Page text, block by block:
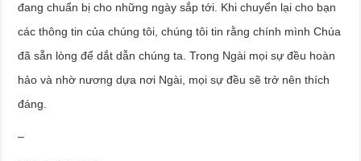
đang chuẩn bị cho những ngày sắp tới. Khi chuyển lại cho bạn
các thông tin của chúng tôi, chúng tôi tin rằng chính mình Chúa
đã sẵn lòng để dắt dẫn chúng ta. Trong Ngài mọi sự đều hoàn
hảo và nhờ nương dựa nơi Ngài, mọi sự đều sẽ trở nên thích
đáng.
–